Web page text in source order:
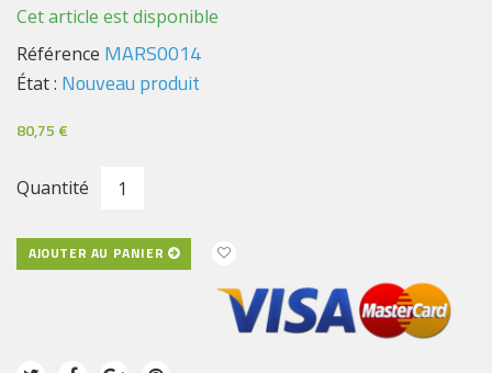
Cet article est disponible
Référence MARS0014
État : Nouveau produit
80,75 €
Quantité
AJOUTER AU PANIER